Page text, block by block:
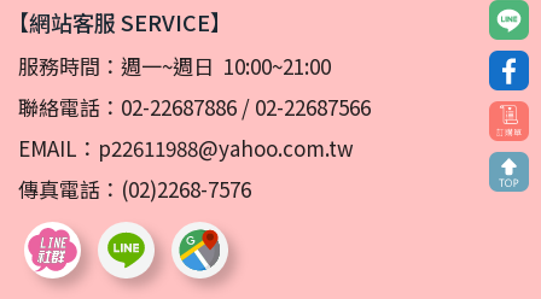
【網站客服 SERVICE】
服務時間：週一~週日 10:00~21:00
聯絡電話： 02-22687886 / 02-22687566
EMAIL： p22611988@yahoo.com.tw
傳真電話：(02)2268-7576